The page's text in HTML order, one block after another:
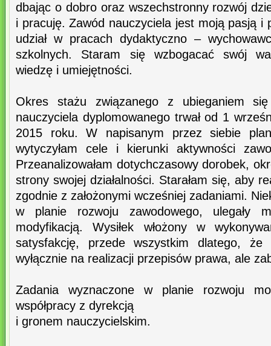
dbając o dobro oraz wszechstronny rozwój
i pracuję. Zawód nauczyciela jest moją pasją i
udział w pracach dydaktyczno –
szkolnych. Staram się wzbogacać swój
wiedzę i umiejętności.
Okres stażu związanego z ubieganiem
nauczyciela dyplomowanego trwał od 1
2015 roku. W napisanym przez siebie
wytyczyłam cele i kierunki aktywności
Przeanalizowałam dotychczasowy dorobek,
strony swojej działalności. Starałam się, aby
zgodnie z założonymi wcześniej zadaniami.
w planie rozwoju zawodowego, ulegały
modyfikacją. Wysiłek włożony w
satysfakcję, przede wszystkim dlatego, że
wyłącznie na realizacji przepisów prawa, ale
Zadania wyznaczone w planie rozwoju
współpracy z dyrekcją
i gronem nauczycielskim.